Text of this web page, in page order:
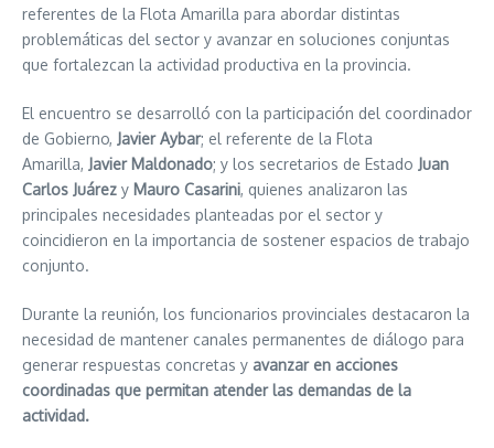
referentes de la Flota Amarilla para abordar distintas
problemáticas del sector y avanzar en soluciones conjuntas
que fortalezcan la actividad productiva en la provincia.
El encuentro se desarrolló con la participación del coordinador
de Gobierno, Javier Aybar; el referente de la Flota
Amarilla, Javier Maldonado; y los secretarios de Estado Juan
Carlos Juárez y Mauro Casarini, quienes analizaron las
principales necesidades planteadas por el sector y
coincidieron en la importancia de sostener espacios de trabajo
conjunto.
Durante la reunión, los funcionarios provinciales destacaron la
necesidad de mantener canales permanentes de diálogo para
generar respuestas concretas y avanzar en acciones
coordinadas que permitan atender las demandas de la
actividad.